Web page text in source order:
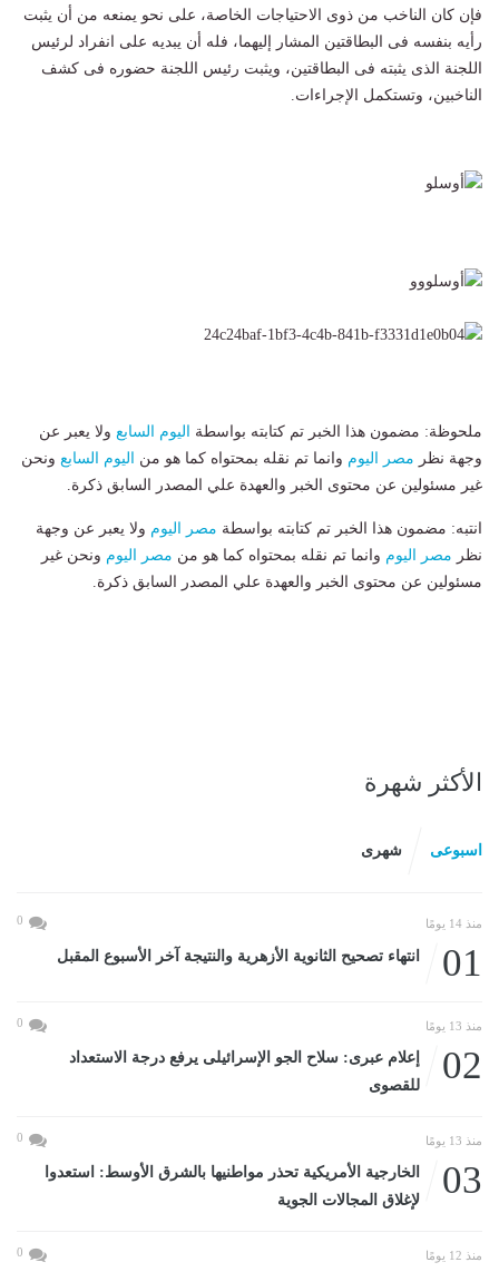
فإن كان الناخب من ذوى الاحتياجات الخاصة، على نحو يمنعه من أن يثبت
رأيه بنفسه فى البطاقتين المشار إليهما، فله أن يبديه على انفراد لرئيس
اللجنة الذى يثبته فى البطاقتين، ويثبت رئيس اللجنة حضوره فى كشف
الناخبين، وتستكمل الإجراءات.
ملحوظة: مضمون هذا الخبر تم كتابته بواسطة اليوم السابع ولا يعبر عن
وجهة نظر مصر اليوم وانما تم نقله بمحتواه كما هو من اليوم السابع ونحن
غير مسئولين عن محتوى الخبر والعهدة علي المصدر السابق ذكرة.
انتبه: مضمون هذا الخبر تم كتابته بواسطة مصر اليوم ولا يعبر عن وجهة
نظر مصر اليوم وانما تم نقله بمحتواه كما هو من مصر اليوم ونحن غير
مسئولين عن محتوى الخبر والعهدة علي المصدر السابق ذكرة.
الأكثر شهرة
اسبوعى شهرى
منذ 14 يومًا 0
01 انتهاء تصحيح الثانوية الأزهرية والنتيجة آخر الأسبوع المقبل
منذ 13 يومًا 0
02
إعلام عبرى: سلاح الجو الإسرائيلى يرفع درجة الاستعداد
للقصوى
منذ 13 يومًا 0
03
الخارجية الأمريكية تحذر مواطنيها بالشرق الأوسط: استعدوا
لإغلاق المجالات الجوية
منذ 12 يومًا 0